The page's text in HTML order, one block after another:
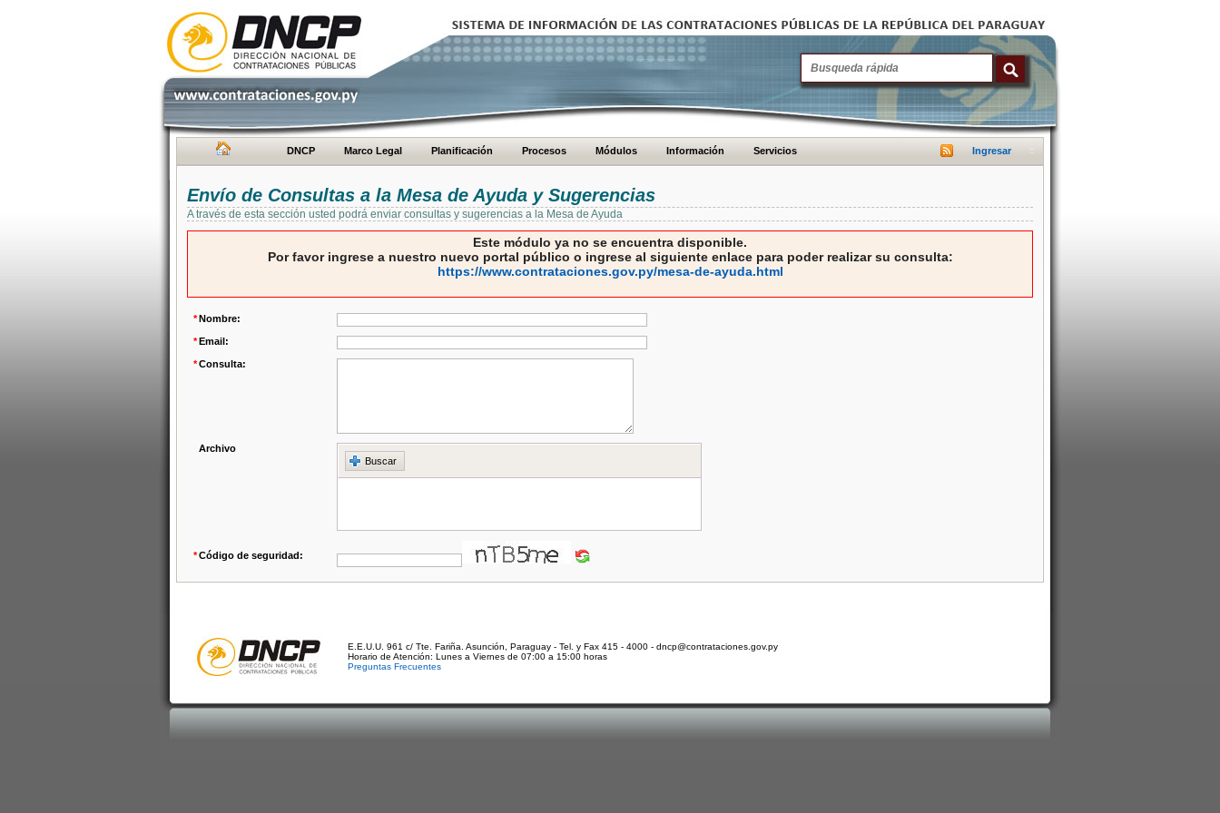
DNCP Marco Legal Planificación Procesos Módulos Información Servicios Ingresar
Envío de Consultas a la Mesa de Ayuda y Sugerencias
A través de esta sección usted podrá enviar consultas y sugerencias a la Mesa de Ayuda
Este módulo ya no se encuentra disponible.
Por favor ingrese a nuestro nuevo portal público o ingrese al siguiente enlace para poder realizar su consulta:
https://www.contrataciones.gov.py/mesa-de-ayuda.html
*Nombre:
*Email:
*Consulta:
Archivo
Buscar
*Código de seguridad:
E.E.U.U. 961 c/ Tte. Fariña. Asunción, Paraguay - Tel. y Fax 415 - 4000 - dncp@contrataciones.gov.py
Horario de Atención: Lunes a Viernes de 07:00 a 15:00 horas
Preguntas Frecuentes